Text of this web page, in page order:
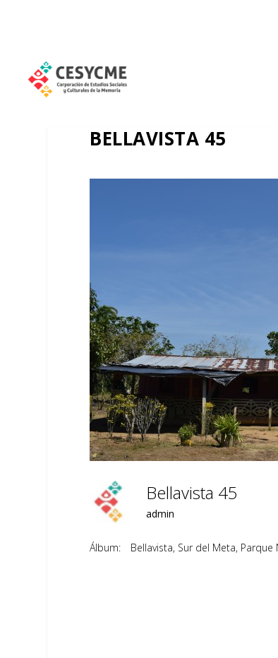
BELLAVISTA 45
Bellavista 45
admin
Álbum: Bellavista, Sur del Meta,